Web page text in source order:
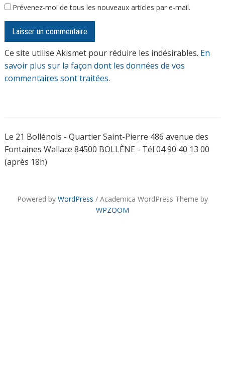
Prévenez-moi de tous les nouveaux articles par e-mail.
Ce site utilise Akismet pour réduire les indésirables. En
savoir plus sur la façon dont les données de vos
commentaires sont traitées.
Le 21 Bollénois - Quartier Saint-Pierre 486 avenue des
Fontaines Wallace 84500 BOLLÈNE - Tél 04 90 40 13 00
(après 18h)
Powered by WordPress / Academica WordPress Theme by
WPZOOM